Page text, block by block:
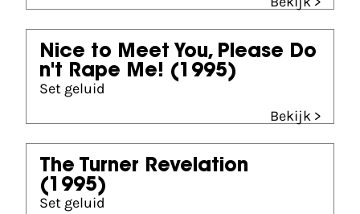
Nice to Meet You, Please Do
n't Rape Me! (1995)
Set geluid
Bekijk >
The Turner Revelation
(1995)
Set geluid